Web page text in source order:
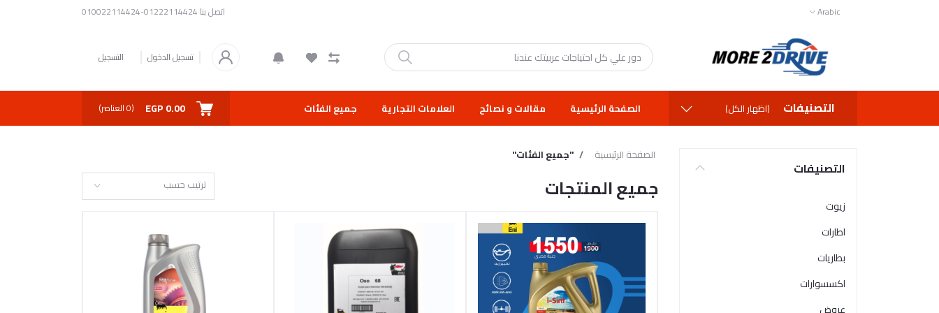
Arabic اتصل بنا 01222114424-010022114424
تسجيل الدخول التسجيل
التصنيفات (اظهار الكل) الصفحة الرئيسية مقالات و نصائح العلامات التجارية جميع الفئات 0.00 EGP
(
0العناصر)
التصنيفات
زيوت
اطارات
بطاريات
اكسسوارات
الصفحة الرئيسية "جميع الفئات"
جميع المنتجات ترتيب حسب